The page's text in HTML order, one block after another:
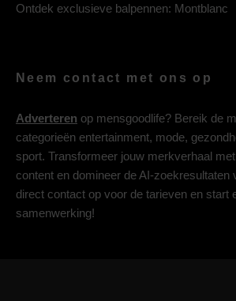
Ontdek exclusieve balpennen: Montblanc
Neem contact met ons op
Adverteren op mensgoodlife? Bereik de
categorieën entertainment, mode,
sport. Transformeer jouw merkverhaal met
content en domineer de AI-zoekresultaten
direct contact op voor de tarieven en start
samenwerking!